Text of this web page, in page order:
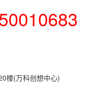
楼(万科创想中心)